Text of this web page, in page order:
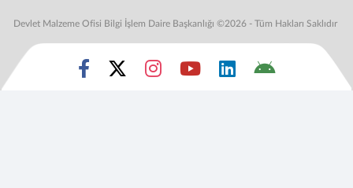
Devlet Malzeme Ofisi Bilgi İşlem Daire Başkanlığı ©2026 - Tüm Hakları Saklıdır